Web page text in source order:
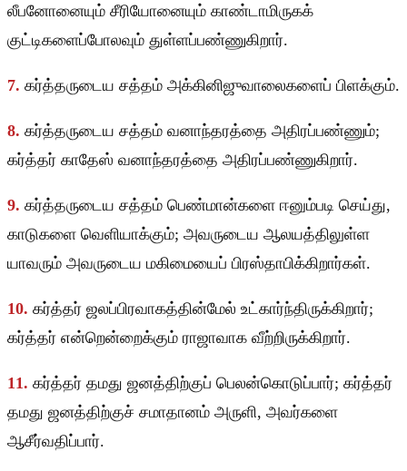
லீபனோனையும் சீரியோனையும் காண்டாமிருகக்
குட்டிகளைப்போலவும் துள்ளப்பண்ணுகிறார்.
7. கர்த்தருடைய சத்தம் அக்கினிஜுவாலைகளைப் பிளக்கும்.
8. கர்த்தருடைய சத்தம் வனாந்தரத்தை அதிரப்பண்ணும்;
கர்த்தர் காதேஸ் வனாந்தரத்தை அதிரப்பண்ணுகிறார்.
9. கர்த்தருடைய சத்தம் பெண்மான்களை ஈனும்படி செய்து,
காடுகளை வெளியாக்கும்; அவருடைய ஆலயத்திலுள்ள
யாவரும் அவருடைய மகிமையைப் பிரஸ்தாபிக்கிறார்கள்.
10. கர்த்தர் ஜலப்பிரவாகத்தின்மேல் உட்கார்ந்திருக்கிறார்;
கர்த்தர் என்றென்றைக்கும் ராஜாவாக வீற்றிருக்கிறார்.
11. கர்த்தர் தமது ஜனத்திற்குப் பெலன்கொடுப்பார்; கர்த்தர்
தமது ஜனத்திற்குச் சமாதானம் அருளி, அவர்களை
ஆசீர்வதிப்பார்.